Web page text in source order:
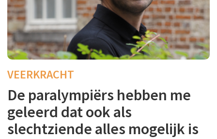
VEERKRACHT
De paralympiërs hebben me
geleerd dat ook als
slechtziende alles mogelijk is